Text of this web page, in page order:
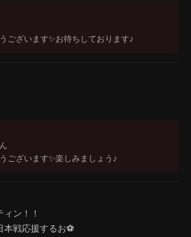
ございます✨️お待ちしております♪
ん
ございます✨️楽しみましょう♪
ン！！
本戦応援するお⚽️